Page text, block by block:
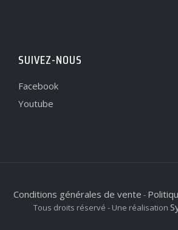
SUIVEZ-NOUS
Facebook
Youtube
Conditions générales de vente -
Tous droits réservé - Une réalisation